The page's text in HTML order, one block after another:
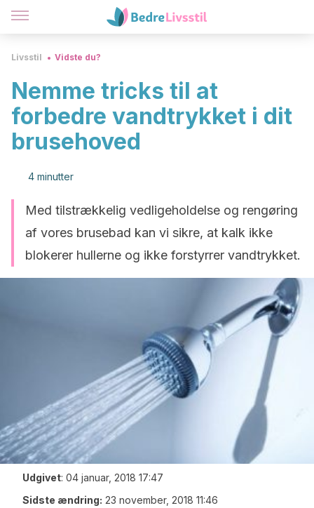
Livsstil Vidste du?
Nemme tricks til at
forbedre vandtrykket i dit
brusehoved
4 minutter
Med tilstrækkelig vedligeholdelse og rengøring
af vores brusebad kan vi sikre, at kalk ikke
blokerer hullerne og ikke forstyrrer vandtrykket.
Udgivet: 04 januar, 2018 17:47
Sidste ændring: 23 november, 2018 11:46